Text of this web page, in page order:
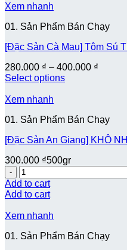
Xem nhanh
01. Sản Phẩm Bán Chạy
[Đặc Sản Cà Mau] Tôm Sú
280.000 ₫ – 400.000 ₫
Select options
Xem nhanh
01. Sản Phẩm Bán Chạy
[Đặc Sản An Giang] KHÔ
300.000 ₫500gr
Quantity
Add to cart
Add to cart
Xem nhanh
01. Sản Phẩm Bán Chạy